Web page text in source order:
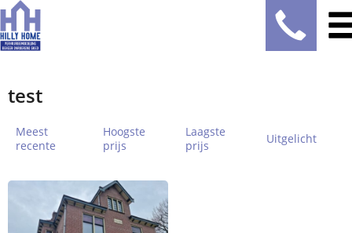
test
Meest
recente
Hoogste
prijs
Laagste
prijs
Uitgelicht